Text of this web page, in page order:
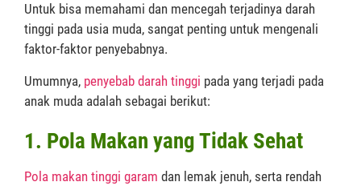
Untuk bisa memahami dan mencegah terjadinya darah
tinggi pada usia muda, sangat penting untuk mengenali
faktor-faktor penyebabnya.
Umumnya, penyebab darah tinggi pada yang terjadi pada
anak muda adalah sebagai berikut:
1. Pola Makan yang Tidak Sehat
Pola makan tinggi garam dan lemak jenuh, serta rendah